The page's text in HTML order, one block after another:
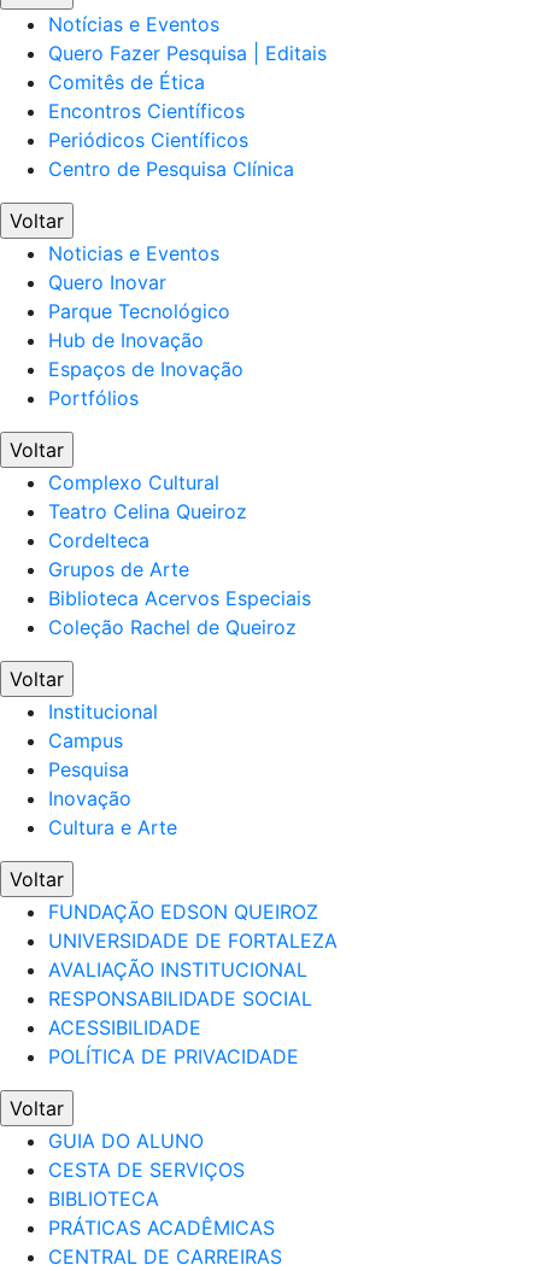
Notícias e Eventos
Quero Fazer Pesquisa | Editais
Comitês de Ética
Encontros Científicos
Periódicos Científicos
Centro de Pesquisa Clínica
Voltar
Noticias e Eventos
Quero Inovar
Parque Tecnológico
Hub de Inovação
Espaços de Inovação
Portfólios
Voltar
Complexo Cultural
Teatro Celina Queiroz
Cordelteca
Grupos de Arte
Biblioteca Acervos Especiais
Coleção Rachel de Queiroz
Voltar
Institucional
Campus
Pesquisa
Inovação
Cultura e Arte
Voltar
FUNDAÇÃO EDSON QUEIROZ
UNIVERSIDADE DE FORTALEZA
AVALIAÇÃO INSTITUCIONAL
RESPONSABILIDADE SOCIAL
ACESSIBILIDADE
POLÍTICA DE PRIVACIDADE
Voltar
GUIA DO ALUNO
CESTA DE SERVIÇOS
BIBLIOTECA
PRÁTICAS ACADÊMICAS
CENTRAL DE CARREIRAS